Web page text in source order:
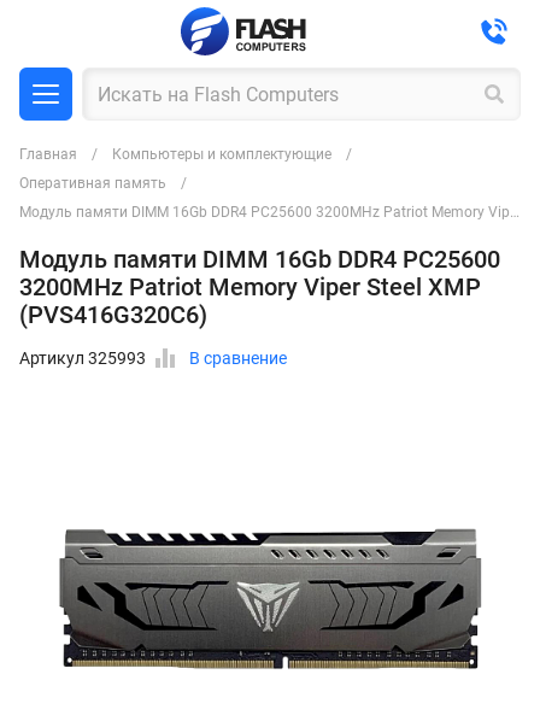
Главная
Компьютеры и комплектующие
Оперативная память
Модуль памяти DIMM 16Gb DDR4 PC25600 3200MHz Patriot Memory Viper Steel XMP (PVS416G320C6)
Модуль памяти DIMM 16Gb DDR4 PC25600
3200MHz Patriot Memory Viper Steel XMP
(PVS416G320C6)
Артикул 325993 В сравнение